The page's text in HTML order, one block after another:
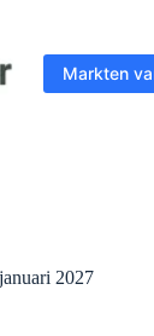
Markten
2027